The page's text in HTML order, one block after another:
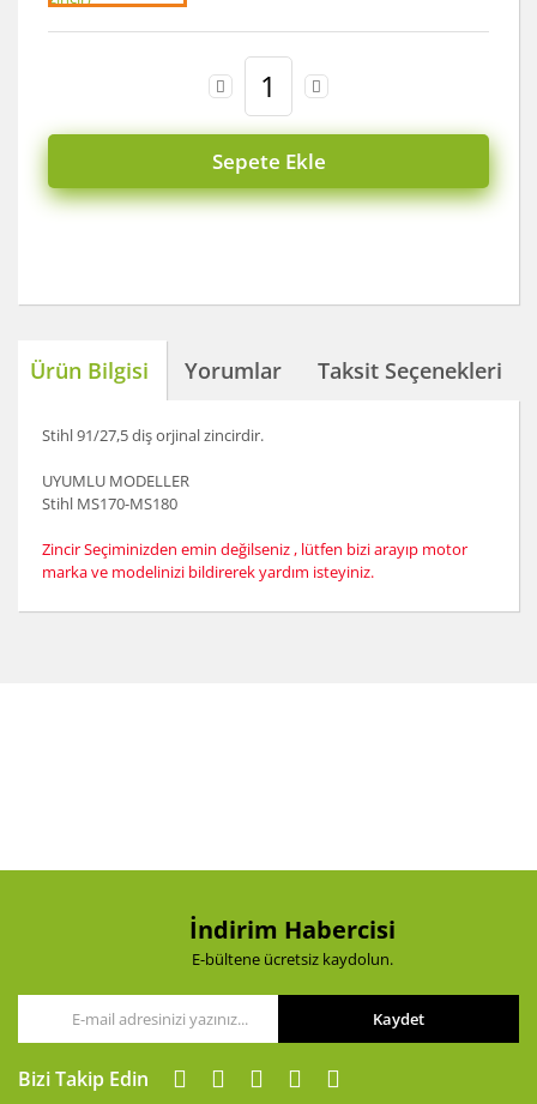
Sepete Ekle
Ürün Bilgisi Yorumlar Taksit Seçenekleri
Stihl 91/27,5 diş orjinal zincirdir.
UYUMLU MODELLER
Stihl MS170-MS180
Zincir Seçiminizden emin değilseniz , lütfen bizi arayıp motor
marka ve modelinizi bildirerek yardım isteyiniz.
Ürün fiyatı diğer sitelerden daha pahalı.
Gönder
İndirim Habercisi
E-bültene ücretsiz kaydolun.
Kaydet
Bizi Takip Edin